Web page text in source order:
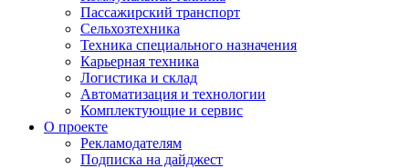
Пассажирский транспорт
Сельхозтехника
Техника специального назначения
Карьерная техника
Логистика и склад
Автоматизация и технологии
Комплектующие и сервис
О проекте
Рекламодателям
Подписка на дайджест